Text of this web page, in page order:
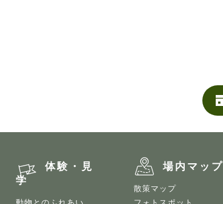
体験・見
学
場内マップ
散策マップ